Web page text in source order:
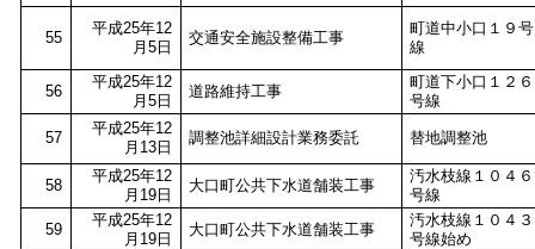
55
平成25年12
月5日
交通安全施設整備工事
町道中小口１９号
線
56
平成25年12
月5日
道路維持工事
町道下小口１２６
号線
57
平成25年12
月13日
調整池詳細設計業務委託 替地調整池
58
平成25年12
月19日
大口町公共下水道舗装工事
汚水枝線１０４６
号線
59
平成25年12
月19日
大口町公共下水道舗装工事
汚水枝線１０４３
号線始め